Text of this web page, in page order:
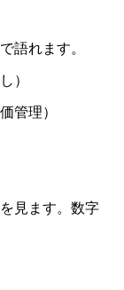
語れます。
）
管理）
見ます。数字